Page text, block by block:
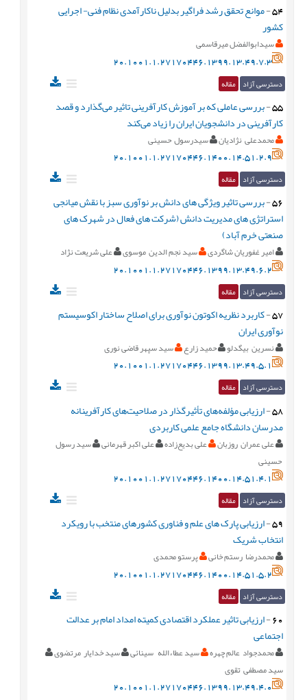
54
-موانع تحقق رشد فراگیر بدلیل ناکارآمدی نظام فنی- اجرایی
کشور
سیدابوالفضل میرقاسمی
20.1001.1.27170446.1399.13.49.7.3
دسترسی آزاد مقاله
55
-بررسی عاملی که بر آموزش کارآفرینی تاثیر می‌گذارد و قصد
کارآفرینی در دانشجویان ایران را زیاد می‌کند
محمدعلی نژادیان سیدرسول حسینی
20.1001.1.27170446.1400.14.51.2.9
دسترسی آزاد مقاله
56
-بررسی تاثیر ویژگی های دانش بر نوآوری سبز با نقش میانجی
استراتژی های مدیریت دانش (شرکت های فعال در شهرک های
صنعتی خرم آباد)
امیر غفوریان شاگردی سید نجم الدین موسوی علی شریعت نژاد
20.1001.1.27170446.1399.13.49.6.2
دسترسی آزاد مقاله
57
-کاربرد نظریه اکوتون نوآوری برای اصلاح ساختار اکوسیستم
نوآوری ایران
نسرین بیگدلو حمید زارع سید سپهر قاضی نوری
20.1001.1.27170446.1399.13.49.5.1
دسترسی آزاد مقاله
58
-ارزیابی مؤلفه‌های تأثیرگذار در صلاحیت‌های کارآفرینانه
مدرسان دانشگاه جامع علمی کاربردی
علی عمران روزبان علی بدیع‌زاده علی اکبر قهرمانی
سید رسول
حسینی
20.1001.1.27170446.1400.14.51.4.1
دسترسی آزاد مقاله
59
-ارزیابی پارک های علم و فناوری کشورهای منتخب با رویکرد
انتخاب شریک
محمدرضا رستم خانی پرستو محمدی
20.1001.1.27170446.1400.14.51.5.2
دسترسی آزاد مقاله
60
-ارزیابی تاثیر عملکرد اقتصادی کمیته امداد امام بر عدالت
اجتماعی
محمدجواد عالم چهره سید عطاءالله سینائی
سید خدایار مرتضوی
سید مصطفی تقوی
20.1001.1.27170446.1399.13.49.4.0